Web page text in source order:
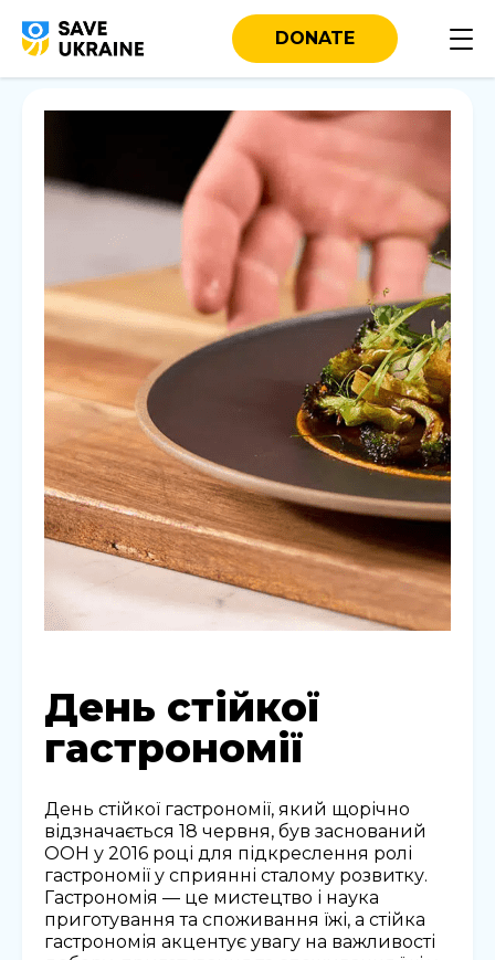
DONATE
День стійкої
гастрономії
День стійкої гастрономії, який щорічно
відзначається 18 червня, був заснований
ООН у 2016 році для підкреслення ролі
гастрономії у сприянні сталому розвитку.
Гастрономія — це мистецтво і наука
приготування та споживання їжі, а стійка
гастрономія акцентує увагу на важливості